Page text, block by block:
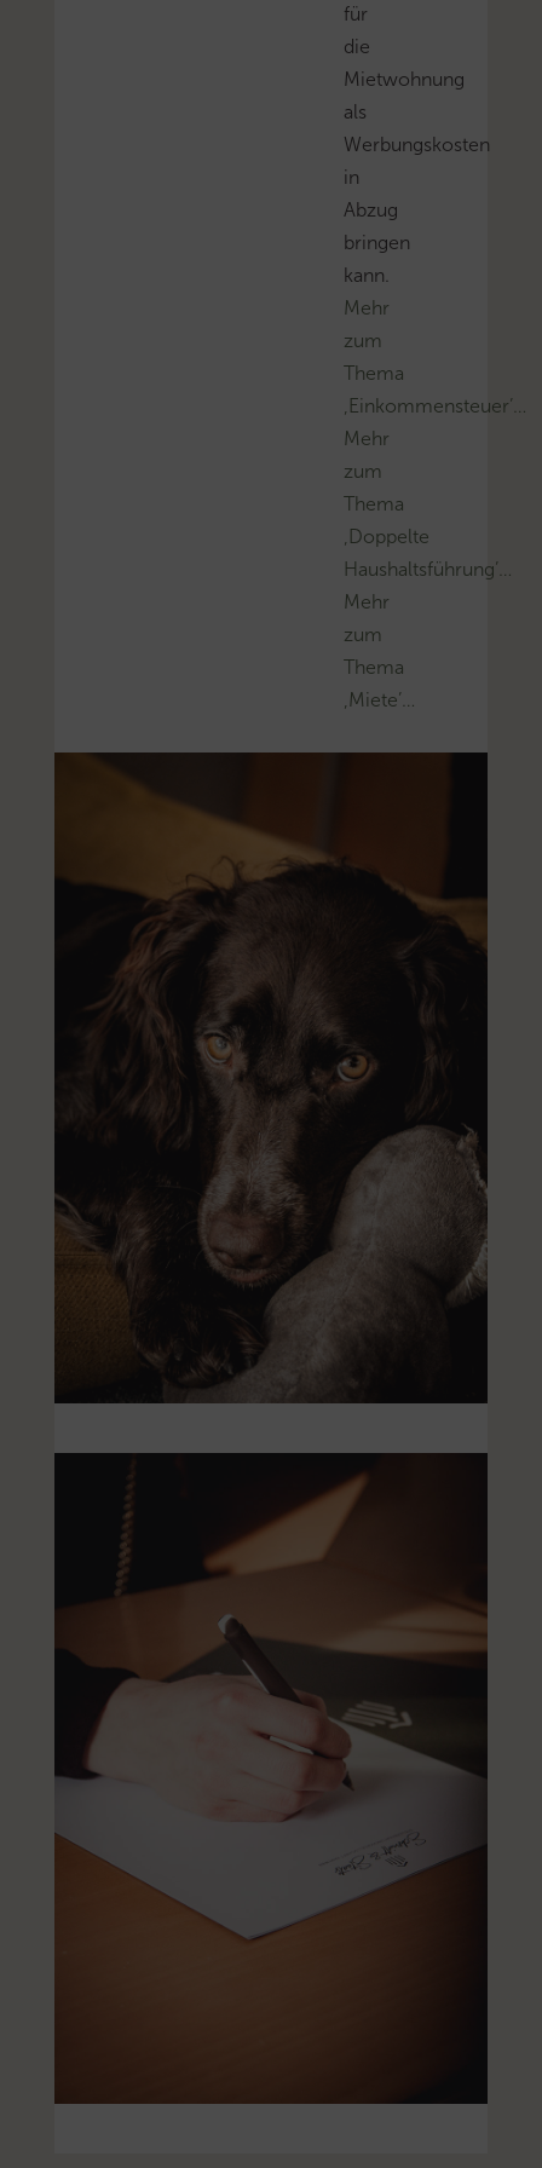
für
die
Mietwohnung
als
Werbungskosten
in
Abzug
bringen
kann.
Mehr
zum
Thema
‚Einkommensteuer’…
Mehr
zum
Thema
‚Doppelte
Haushaltsführung’…
Mehr
zum
Thema
‚Miete’…